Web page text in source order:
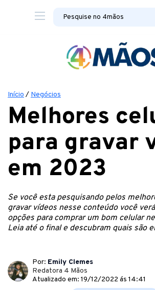
Início / Negócios
Melhores
para gravar
em 2023
Se você esta pesquisando pelos
gravar vídeos nesse conteúdo você
opções para comprar um bom celular
Leia até o final e descubram quais são
Por: Emily Clemes
Redatora 4 Mãos
Atualizado em: 19/12/2022 ás 14:41